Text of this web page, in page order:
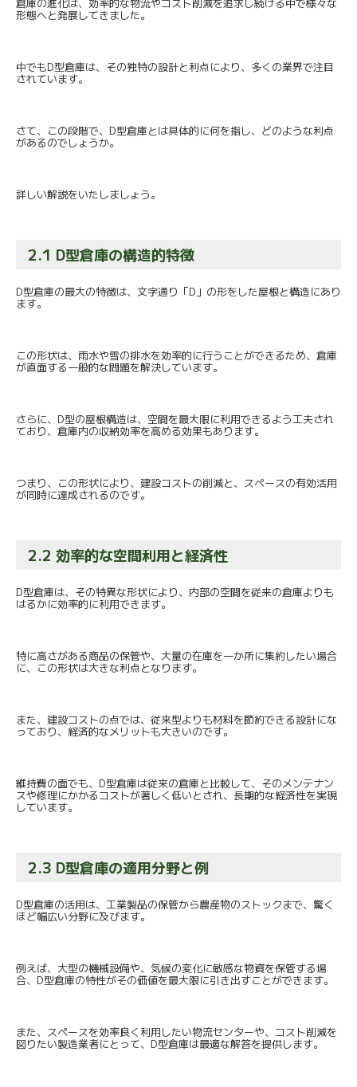
倉庫の進化は、 効率的な物流やコスト削減を追求し続ける中で様々な
形態へと発展してきました。
中でもD型倉庫は、その独特の設計と利点により、 多くの業界で注目
されています。
さて、この段階で、D型倉庫とは具体的に何を指し、 どのような利点
があるのでしょうか。
詳しい解説をいたしましょう。
2.1 D型倉庫の構造的特徴
D型倉庫の最大の特徴は、文字通り「D」 の形をした屋根と構造にあり
ます。
この形状は、雨水や雪の排水を効率的に行うことができるため、 倉庫
が直面する一般的な問題を解決しています。
さらに、D型の屋根構造は、 空間を最大限に利用できるよう工夫され
ており、 倉庫内の収納効率を高める効果もあります。
つまり、この形状により、建設コストの削減と、 スペースの有効活用
が同時に達成されるのです。
2.2 効率的な空間利用と経済性
D型倉庫は、その特異な形状により、 内部の空間を従来の倉庫よりも
はるかに効率的に利用できます。
特に高さがある商品の保管や、 大量の在庫を一か所に集約したい場合
に、 この形状は大きな利点となります。
また、建設コストの点では、 従来型よりも材料を節約できる設計にな
っており、 経済的なメリットも大きいのです。
維持費の面でも、D型倉庫は従来の倉庫と比較して、 そのメンテナン
スや修理にかかるコストが著しく低いとされ、 長期的な経済性を実現
しています。
2.3 D型倉庫の適用分野と例
D型倉庫の活用は、工業製品の保管から農産物のストックまで、 驚く
ほど幅広い分野に及びます。
例えば、大型の機械設備や、 気候の変化に敏感な物資を保管する場
合、 D型倉庫の特性がその価値を最大限に引き出すことができます。
また、スペースを効率良く利用したい物流センターや、 コスト削減を
図りたい製造業者にとって、 D型倉庫は最適な解答を提供します。